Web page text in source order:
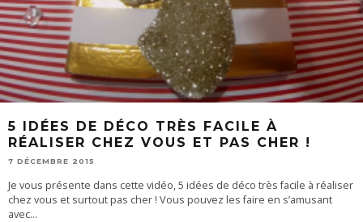
5 IDÉES DE DÉCO TRÈS FACILE À
RÉALISER CHEZ VOUS ET PAS CHER !
7 DÉCEMBRE 2015
Je vous présente dans cette vidéo, 5 idées de déco très facile à réaliser
chez vous et surtout pas cher ! Vous pouvez les faire en s’amusant
avec...